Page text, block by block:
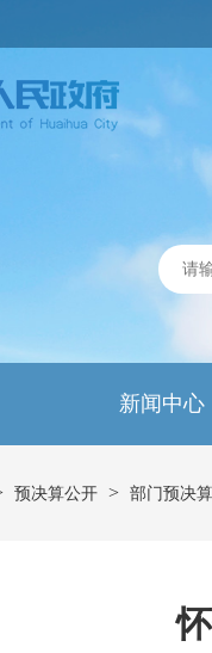
新闻中心
预决算公开 > 部门预决算